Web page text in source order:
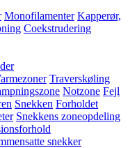
Monofilamenter Kapperør,
Coekstrudering
Traverskøling
Notzone Fejl
Snekken Forholdet
Snekkens zoneopdeling
snekker